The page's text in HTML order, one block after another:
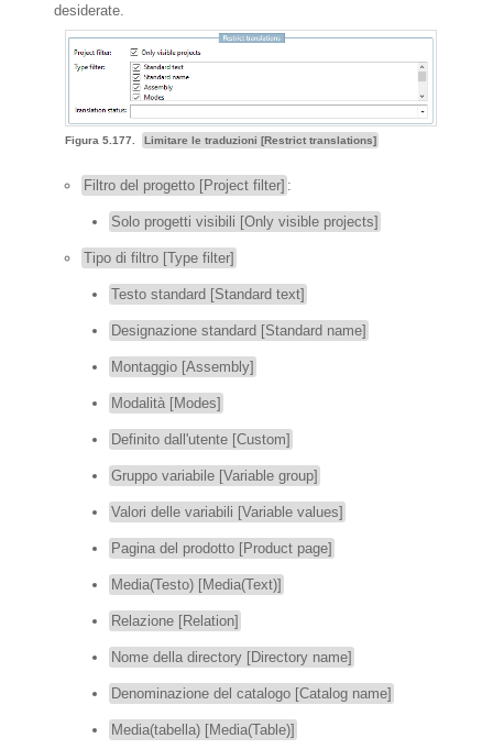
desiderate.
Figura 5.177. Limitare le traduzioni [Restrict translations]
Filtro del progetto [Project filter] :
Solo progetti visibili [Only visible projects]
Tipo di filtro [Type filter]
Testo standard [Standard text]
Designazione standard [Standard name]
Montaggio [Assembly]
Modalità [Modes]
Definito dall'utente [Custom]
Gruppo variabile [Variable group]
Valori delle variabili [Variable values]
Pagina del prodotto [Product page]
Media(Testo) [Media(Text)]
Relazione [Relation]
Nome della directory [Directory name]
Denominazione del catalogo [Catalog name]
Media(tabella) [Media(Table)]